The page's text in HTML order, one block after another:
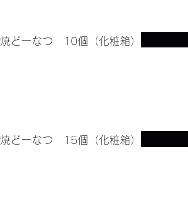
焼どーなつ 10個（化粧箱）
焼どーなつ 15個（化粧箱）